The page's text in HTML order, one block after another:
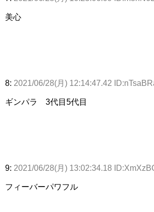
美心
8: 2021/06/28(月) 12:14:47.42
ギンパラ 3代目5代目
9: 2021/06/28(月) 13:02:34.18
フィーバーパワフル